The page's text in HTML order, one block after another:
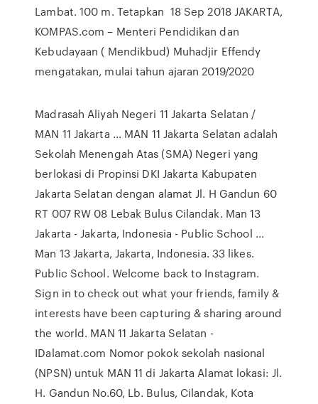
Lambat. 100 m. Tetapkan 18 Sep 2018 JAKARTA,
KOMPAS.com – Menteri Pendidikan dan
Kebudayaan ( Mendikbud) Muhadjir Effendy
mengatakan, mulai tahun ajaran 2019/2020
Madrasah Aliyah Negeri 11 Jakarta Selatan /
MAN 11 Jakarta ... MAN 11 Jakarta Selatan adalah
Sekolah Menengah Atas (SMA) Negeri yang
berlokasi di Propinsi DKI Jakarta Kabupaten
Jakarta Selatan dengan alamat Jl. H Gandun 60
RT 007 RW 08 Lebak Bulus Cilandak. Man 13
Jakarta - Jakarta, Indonesia - Public School ...
Man 13 Jakarta, Jakarta, Indonesia. 33 likes.
Public School. Welcome back to Instagram.
Sign in to check out what your friends, family &
interests have been capturing & sharing around
the world. MAN 11 Jakarta Selatan -
IDalamat.com Nomor pokok sekolah nasional
(NPSN) untuk MAN 11 di Jakarta Alamat lokasi: Jl.
H. Gandun No.60, Lb. Bulus, Cilandak, Kota